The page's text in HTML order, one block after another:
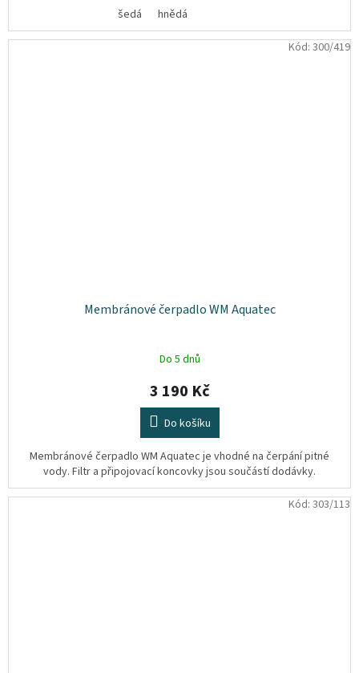
šedá hnědá
Membránové čerpadlo WM Aquatec
Do 5 dnů
3 190 Kč
Do košíku
Membránové čerpadlo WM Aquatec je vhodné na čerpání pitné
vody. Filtr a připojovací koncovky jsou součástí dodávky.
Kód: 300/419
Kód: 303/113